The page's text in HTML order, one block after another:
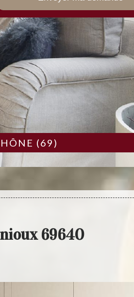
(69)
69640